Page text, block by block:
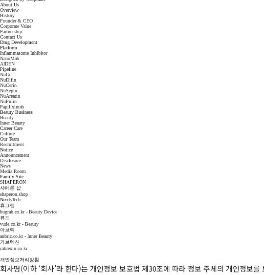
About Us
Overview
History
Founder & CEO
Corporate Value
Partnership
Contact Us
Drug Development
Platform
Inflammasome Inhibitor
NanoMab
AIDEN
Pipeline
NuGel
NuDifin
NuCerin
NuSepin
NuAreatin
NuPulin
Papiliximab
Beauty Business
Beauty
Inner Beauty
Career Care
Culture
Our Team
Recruitment
Notice
Announcement
Disclosure
News
Media Room
Family Site
SHAPERON
샤페론 샵
shaperon.shop
NeedsTech
휴그랩
hugrab.co.kr - Beauty Device
뷰드
vude.co.kr - Beauty
아브릭
aubric.co.kr - Inner Beauty
카브렉신
cabrexin.co.kr
개인정보처리방침
회사명(이하 ‘회사’라 한다)는 개인정보 보호법 제30조에 따라 정보 주체의 개인정보